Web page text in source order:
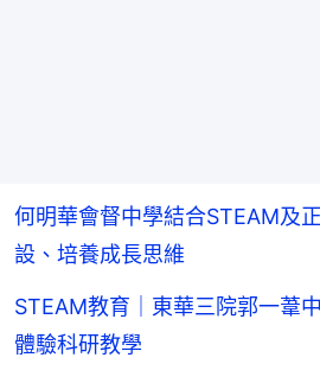
何明華會督中學結合STEAM及
設、培養成長思維
STEAM教育｜東華三院郭一葦
體驗科研教學